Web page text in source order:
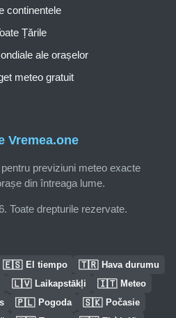
Vremea.one
previziuni meteo exacte
din întreaga lume.
Toate drepturile rezervate.
continentele
Țările
ale orașelor
meteo gratuit
🇪🇸 El tiempo 🇹🇷 Hava durumu
🇱🇻 Laikapstākļi 🇮🇹 Meteo
🇵🇱 Pogoda 🇸🇰 Počasie